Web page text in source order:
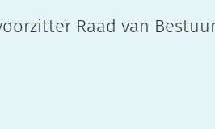
Raad van Bestuur